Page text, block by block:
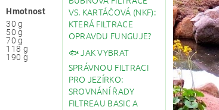
Hmotnost
30 g
50 g
70 g
118 g
190 g
VS. KARTÁČOVÁ (NKF):
KTERÁ FILTRACE
OPRAVDU FUNGUJE?
🐟 JAK VYBRAT
SPRÁVNOU FILTRACI
PRO JEZÍRKO:
SROVNÁNÍ ŘADY
FILTREAU BASIC A